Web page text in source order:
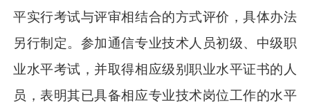
平实行考试与评审相结合的方式评价，具体办法
另行制定。参加通信专业技术人员初级、中级职
业水平考试，并取得相应级别职业水平证书的人
员，表明其已具备相应专业技术岗位工作的水平